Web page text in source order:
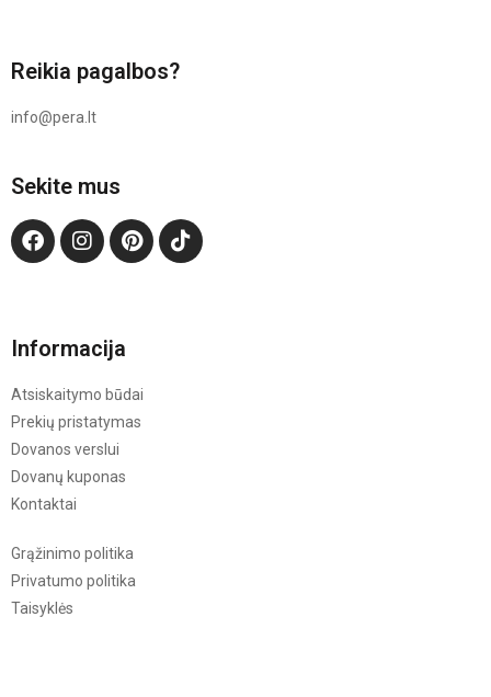
Reikia pagalbos?
info@pera.lt
Sekite mus
Informacija
Atsiskaitymo būdai
Prekių pristatymas
Dovanos verslui
Dovanų kuponas
Kontaktai
Grąžinimo politika
Privatumo politika
Taisyklės